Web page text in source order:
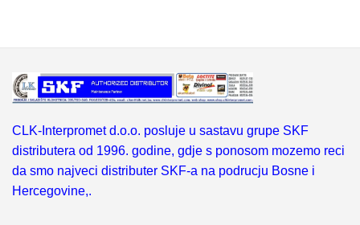
CLK-Interpromet d.o.o. posluje u sastavu grupe SKF
distributera od 1996. godine, gdje s ponosom mozemo reci
da smo najveci distributer SKF-a na podrucju Bosne i
Hercegovine,.